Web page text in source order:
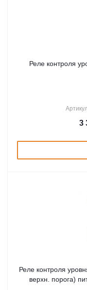
Реле контроля
3
Реле контроля
верхн. порога)